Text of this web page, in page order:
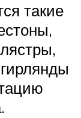
такие